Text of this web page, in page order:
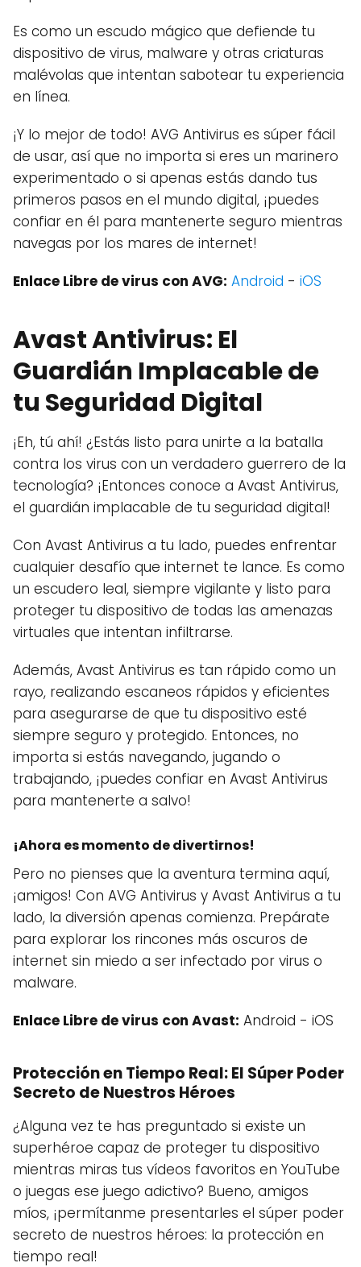
Es como un escudo mágico que defiende tu
dispositivo de virus, malware y otras criaturas
malévolas que intentan sabotear tu experiencia
en línea.
¡Y lo mejor de todo! AVG Antivirus es súper fácil
de usar, así que no importa si eres un marinero
experimentado o si apenas estás dando tus
primeros pasos en el mundo digital, ¡puedes
confiar en él para mantenerte seguro mientras
navegas por los mares de internet!
Enlace Libre de virus con AVG: Android - iOS
Avast Antivirus: El
Guardián Implacable de
tu Seguridad Digital
¡Eh, tú ahí! ¿Estás listo para unirte a la batalla
contra los virus con un verdadero guerrero de la
tecnología? ¡Entonces conoce a Avast Antivirus,
el guardián implacable de tu seguridad digital!
Con Avast Antivirus a tu lado, puedes enfrentar
cualquier desafío que internet te lance. Es como
un escudero leal, siempre vigilante y listo para
proteger tu dispositivo de todas las amenazas
virtuales que intentan infiltrarse.
Además, Avast Antivirus es tan rápido como un
rayo, realizando escaneos rápidos y eficientes
para asegurarse de que tu dispositivo esté
siempre seguro y protegido. Entonces, no
importa si estás navegando, jugando o
trabajando, ¡puedes confiar en Avast Antivirus
para mantenerte a salvo!
¡Ahora es momento de divertirnos!
Pero no pienses que la aventura termina aquí,
¡amigos! Con AVG Antivirus y Avast Antivirus a tu
lado, la diversión apenas comienza. Prepárate
para explorar los rincones más oscuros de
internet sin miedo a ser infectado por virus o
malware.
Enlace Libre de virus con Avast: Android - iOS
Protección en Tiempo Real: El Súper Poder
Secreto de Nuestros Héroes
¿Alguna vez te has preguntado si existe un
superhéroe capaz de proteger tu dispositivo
mientras miras tus vídeos favoritos en YouTube
o juegas ese juego adictivo? Bueno, amigos
míos, ¡permítanme presentarles el súper poder
secreto de nuestros héroes: la protección en
tiempo real!